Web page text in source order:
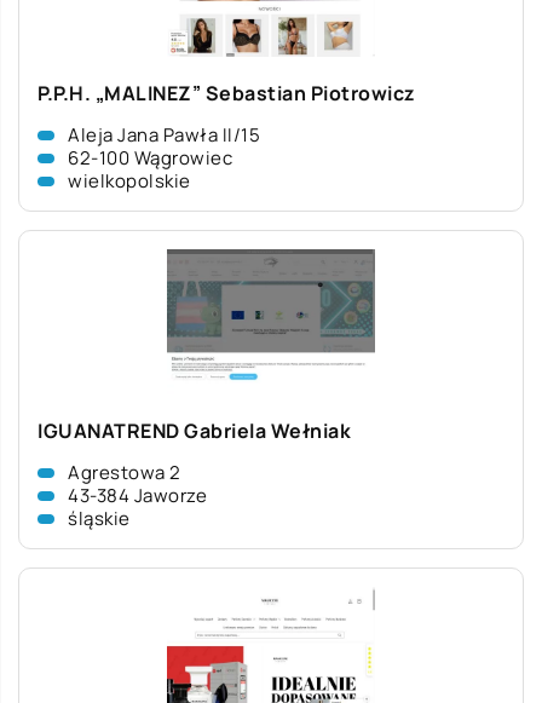
P.P.H. „MALINEZ” Sebastian Piotrowicz
Aleja Jana Pawła II/15
62-100 Wągrowiec
wielkopolskie
IGUANATREND Gabriela Wełniak
Agrestowa 2
43-384 Jaworze
śląskie